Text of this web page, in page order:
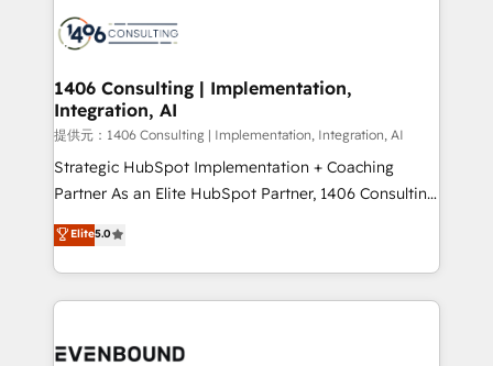
marketing automation to online and offline sales
allowing companies to optimize processes and meet
the needs of the customer. We are part of Impresoft
Group, a group of specialized and complementary
companies that divide their offer into 4
Competence Centers: Smart Manufacturing,
The synergies generated by these integrations,
together with the combination of talents, skills,
to accompany companies on their digital
1406 Consulting | Implementation,
Integration, AI
提供元：1406 Consulting | Implementation, Integration, AI
Strategic HubSpot Implementation + Coaching
Partner As an Elite HubSpot Partner, 1406 Consulting
helps mid-market revenue teams transform how
they sell, market, and serve. We don't just build your
HubSpot—we teach your team to own it, then stay
to help you keep winning. What We Do ⚙️ CRM
Data & Content 📈 Sales & Marketing Alignment +
Elite5.0